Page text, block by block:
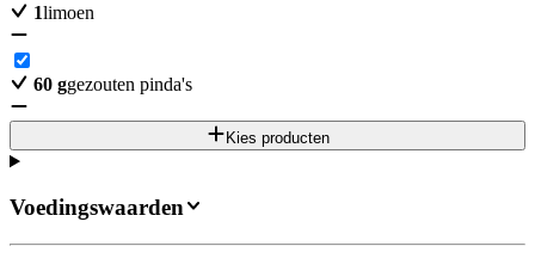
1limoen
60 ggezouten pinda's
Kies producten
Voedingswaarden